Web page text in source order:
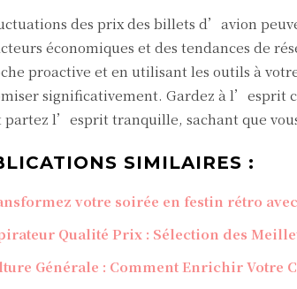
des prix des billets d’avion
économiques et des tendances de
proactive et en utilisant les outils à
significativement. Gardez à l’esprit
partez l’esprit tranquille, sachant que
SIMILAIRES :
votre soirée en festin rétro
Qualité Prix : Sélection des
Générale : Comment Enrichir Votre